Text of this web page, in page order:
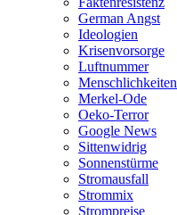
German Angst
Ideologien
Krisenvorsorge
Luftnummer
Menschlichkeiten
Merkel-Ode
Oeko-Terror
Google News
Sittenwidrig
Sonnenstürme
Stromausfall
Strommix
Strompreise